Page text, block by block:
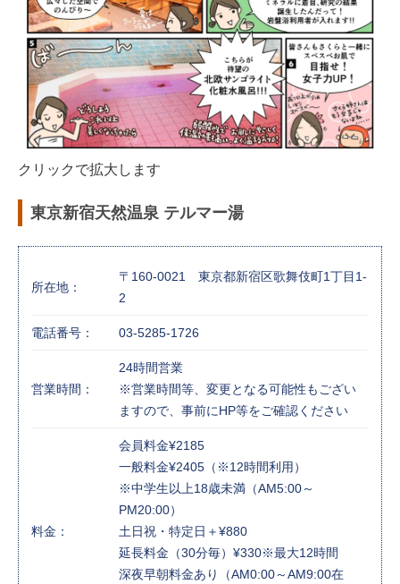
クリックで拡大します
東京新宿天然温泉 テルマー湯
所在地：
〒160-0021 東京都新宿区歌舞伎町1丁目1-
2
電話番号： 03-5285-1726
営業時間：
24時間営業
※営業時間等、変更となる可能性もござい
ますので、事前にHP等をご確認ください
料金：
会員料金¥2185
一般料金¥2405（※12時間利用）
※中学生以上18歳未満（AM5:00～
PM20:00）
土日祝・特定日＋¥880
延長料金（30分毎）¥330※最大12時間
深夜早朝料金あり（AM0:00～AM9:00在